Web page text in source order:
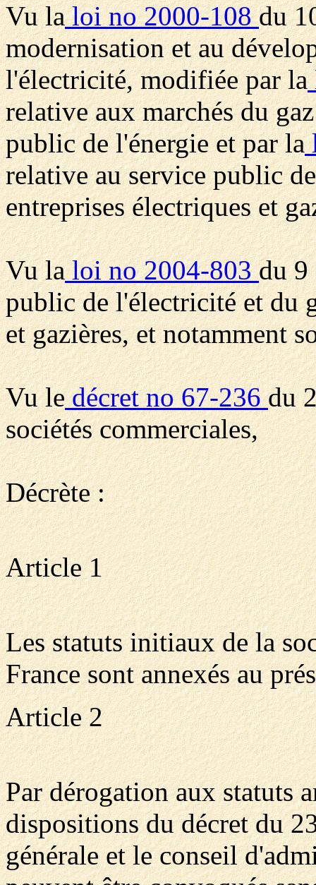
Vu laloi no 2000-108du
modernisation et au
l'électricité, modifiée par la
relative aux marchés du
public de l'énergie et par la
relative au service public
entreprises électriques et
Vu laloi no 2004-803du 9
public de l'électricité et du
et gazières, et notamment
Vu ledécret no 67-236du
sociétés commerciales,
Décrète :
Article 1
Les statuts initiaux de la
France sont annexés au
Article 2
Par dérogation aux statuts
dispositions du décret du
générale et le conseil